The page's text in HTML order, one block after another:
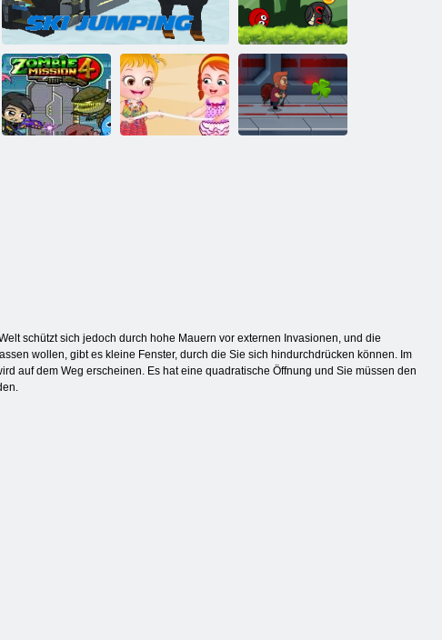
Tiger Simulator
3d
Ball Hero
Adventure:
Roter Schlagball
schützt sich jedoch durch hohe Mauern vor externen Invasionen, und die
wollen, gibt es kleine Fenster, durch die Sie sich hindurchdrücken können. Im
auf dem Weg erscheinen. Es hat eine quadratische Öffnung und Sie müssen den